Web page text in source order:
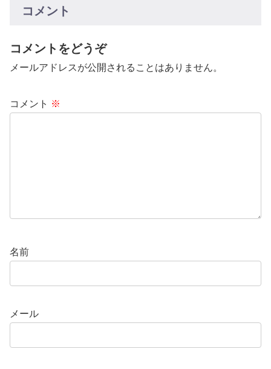
コメント
コメントをどうぞ
メールアドレスが公開されることはありません。
コメント ※
名前
メール